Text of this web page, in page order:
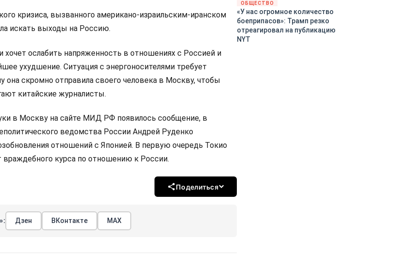
кризиса, вызванного американо-израильским-иранском
искать выходы на Россию.
ослабить напряженность в отношениях с Россией и
ухудшение. Ситуация с энергоносителями требует
она скромно отправила своего человека в Москву, чтобы
китайские журналисты.
в Москву на сайте МИД РФ появилось сообщение, в
ведомства России Андрей Руденко
отношений с Японией. В первую очередь Токио
враждебного курса по отношению к России.
Поделиться
Дзен ВКонтакте МАХ
ОБЩЕСТВО
«У нас огромное количество
боеприпасов»: Трамп резко
отреагировал на публикацию
NYT